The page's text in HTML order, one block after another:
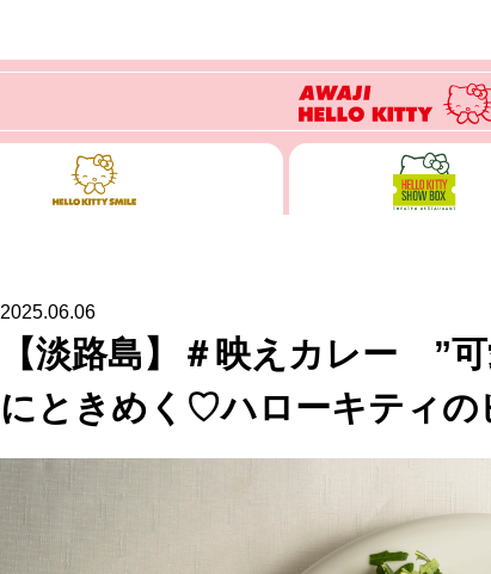
2025.06.06
【淡路島】＃映えカレー ”
にときめく♡ハローキティの